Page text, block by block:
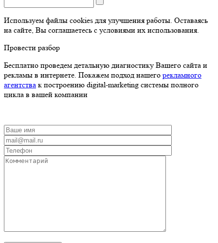
Используем файлы cookies для улучшения работы. Оставаясь
на сайте, Вы соглашаетесь с условиями их использования.
Провести разбор
Бесплатно проведем детальную диагностику Вашего сайта и
рекламы в интернете. Покажем подход нашего рекламного
агентства к построению digital-marketing системы полного
цикла в вашей компании